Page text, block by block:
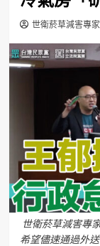
世衛菸草減害專
世衛菸草減害專
希望儘速通過外